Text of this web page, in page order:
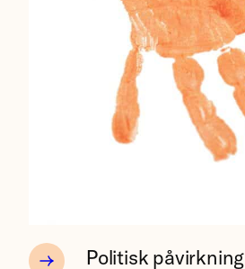
Politisk påvirkning